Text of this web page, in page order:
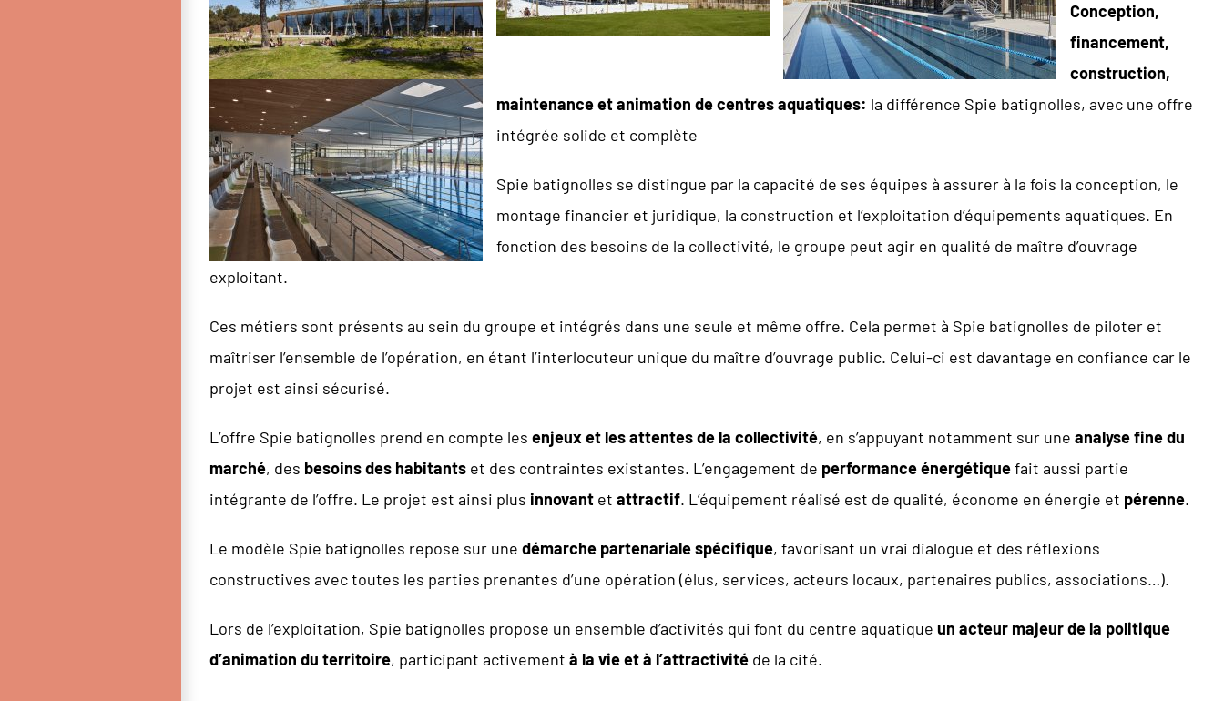
Conception,
financement,
construction,
maintenance et animation de centres aquatiques: la différence Spie batignolles, avec une offre
intégrée solide et complète
Spie batignolles se distingue par la capacité de ses équipes à assurer à la fois la conception, le
montage financier et juridique, la construction et l’exploitation d’équipements aquatiques. En
fonction des besoins de la collectivité, le groupe peut agir en qualité de maître d’ouvrage
exploitant.
Ces métiers sont présents au sein du groupe et intégrés dans une seule et même offre. Cela permet à Spie batignolles de piloter et
maîtriser l’ensemble de l’opération, en étant l’interlocuteur unique du maître d’ouvrage public. Celui-ci est davantage en confiance car le
projet est ainsi sécurisé.
L’offre Spie batignolles prend en compte les enjeux et les attentes de la collectivité, en s’appuyant notamment sur une analyse fine du
marché, des besoins des habitants et des contraintes existantes. L’engagement de performance énergétiquefait aussi partie
intégrante de l’offre. Le projet est ainsi plus innovant et attractif. L’équipement réalisé est de qualité, économe en énergie et pérenne.
Le modèle Spie batignolles repose sur une démarche partenariale spécifique, favorisant un vrai dialogue et des réflexions
constructives avec toutes les parties prenantes d’une opération (élus, services, acteurs locaux, partenaires publics, associations…).
Lors de l’exploitation, Spie batignolles propose un ensemble d’activités qui font du centre aquatique un acteur majeur de la politique
d’animation du territoire, participant activement à la vie et à l’attractivité de la cité.